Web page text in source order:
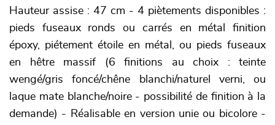
Hauteur assise : 47 cm - 4 piètements disponibles :
pieds fuseaux ronds ou carrés en métal finition
époxy, piétement étoile en métal, ou pieds fuseaux
en hêtre massif (6 finitions au choix : teinte
wengé/gris foncé/chêne blanchi/naturel verni, ou
laque mate blanche/noire - possibilité de finition à la
demande) - Réalisable en version unie ou bicolore -